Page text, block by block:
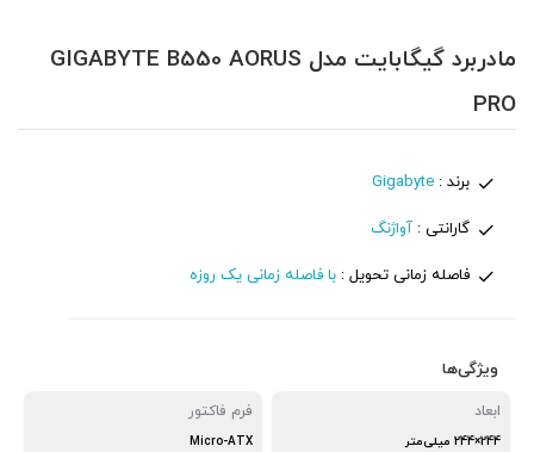
مادربرد گیگابایت مدل GIGABYTE B550 AORUS
PRO
برند :Gigabyte
گارانتی :آواژنگ
فاصله زمانی تحویل : با فاصله زمانی یک روزه
ویژگی‌ها
ابعاد
244×244 میلی‌متر
فرم فاکتور
Micro-ATX